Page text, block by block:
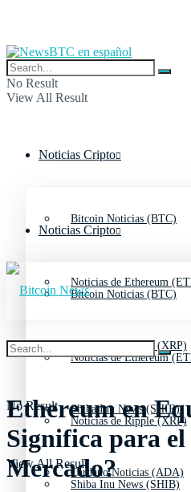
No Result
View All Result
Noticias Cripto
Bitcoin Noticias (BTC)
Noticias de Ethereum
Noticias de Ripple (XRP)
Shiba Inu News (SHIB)
Cardano Noticias (ADA)
Noticias Cripto
Bitcoin Noticias (BTC)
Noticias de Ethereum
Noticias de Ripple (XRP)
Shiba Inu News (SHIB)
No Result
View All Result
Ethereum en
Significa para
Mercado?